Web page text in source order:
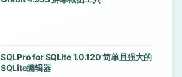
SQLPro for SQLite 1.0.120 简单且强大的
SQLite编辑器